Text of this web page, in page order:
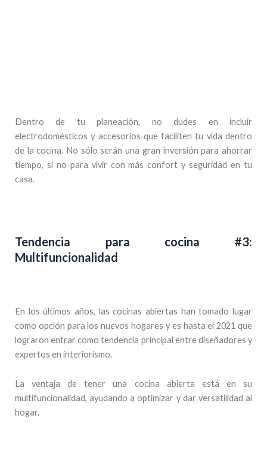
Dentro de tu planeación, no dudes en incluir
electrodomésticos y accesorios que faciliten tu vida dentro
de la cocina. No sólo serán una gran inversión para ahorrar
tiempo, si no para vivir con más confort y seguridad en tu
casa.
Tendencia para cocina #3:
Multifuncionalidad
En los últimos años, las cocinas abiertas han tomado lugar
como opción para los nuevos hogares y es hasta el 2021 que
lograron entrar como tendencia principal entre diseñadores y
expertos en interiorismo.
La ventaja de tener una cocina abierta está en su
multifuncionalidad, ayudando a optimizar y dar versatilidad al
hogar.